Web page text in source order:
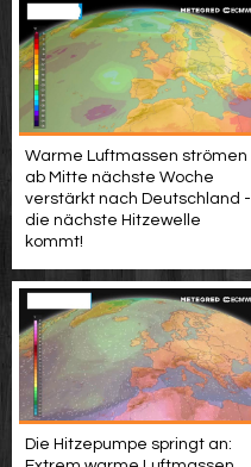
Warme Luftmassen strömen
ab Mitte nächste Woche
verstärkt nach Deutschland -
die nächste Hitzewelle
kommt!
Die Hitzepumpe springt an: